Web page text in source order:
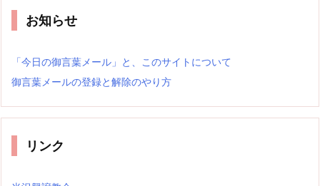
お知らせ
「今日の御言葉メール」と、このサイトについて
御言葉メールの登録と解除のやり方
リンク